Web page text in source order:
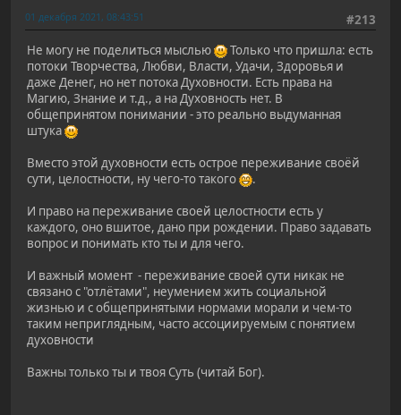
#213
01 декабря 2021, 08:43:51
Не могу не поделиться мыслью
Только что пришла: есть
потоки Творчества, Любви, Власти, Удачи, Здоровья и
даже Денег, но нет потока Духовности. Есть права на
Магию, Знание и т.д., а на Духовность нет. В
общепринятом понимании - это реально выдуманная
штука
Вместо этой духовности есть острое переживание своёй
сути, целостности, ну чего-то такого
.
И право на переживание своей целостности есть у
каждого, оно вшитое, дано при рождении. Право задавать
вопрос и понимать кто ты и для чего.
И важный момент - переживание своей сути никак не
связано с "отлётами", неумением жить социальной
жизнью и с общепринятыми нормами морали и чем-то
таким неприглядным, часто ассоциируемым с понятием
духовности
Важны только ты и твоя Суть (читай Бог).